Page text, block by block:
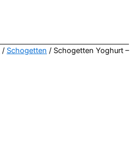
/ Schogetten / Schogetten Yoghurt –